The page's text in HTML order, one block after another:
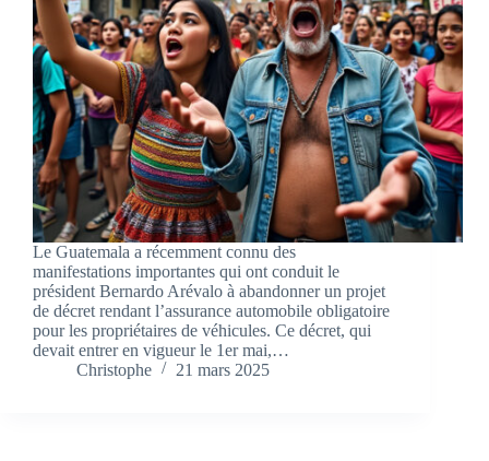
Le Guatemala a récemment connu des
manifestations importantes qui ont conduit le
président Bernardo Arévalo à abandonner un projet
de décret rendant l’assurance automobile obligatoire
pour les propriétaires de véhicules. Ce décret, qui
devait entrer en vigueur le 1er mai,…
Christophe
21 mars 2025